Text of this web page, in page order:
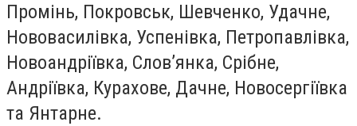
Промінь, Покровськ, Шевченко, Удачне,
Нововасилівка, Успенівка, Петропавлівка,
Новоандріївка, Слов’янка, Срібне,
Андріївка, Курахове, Дачне, Новосергіївка
та Янтарне.